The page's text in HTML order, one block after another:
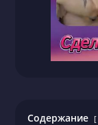
Содержание